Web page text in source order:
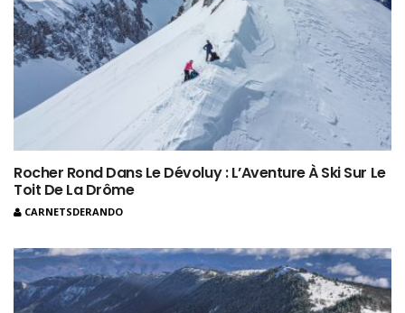
Rocher Rond Dans Le Dévoluy : L’Aventure À Ski Sur Le
Toit De La Drôme
CARNETSDERANDO